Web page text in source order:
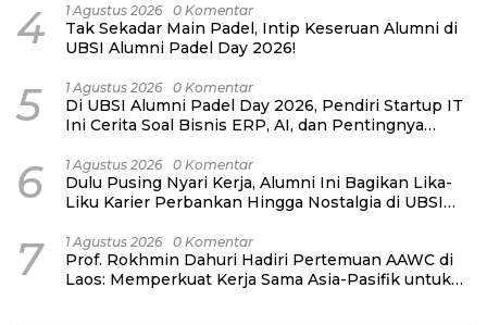
4 1 Agustus 2026 0 Komentar
Tak Sekadar Main Padel, Intip Keseruan Alumni di
UBSI Alumni Padel Day 2026!
5 1 Agustus 2026 0 Komentar
Di UBSI Alumni Padel Day 2026, Pendiri Startup IT
Ini Cerita Soal Bisnis ERP, AI, dan Pentingnya
6 1 Agustus 2026 0 Komentar
Dulu Pusing Nyari Kerja, Alumni Ini Bagikan Lika-
Liku Karier Perbankan Hingga Nostalgia di UBSI
7 1 Agustus 2026 0 Komentar
Prof. Rokhmin Dahuri Hadiri Pertemuan AAWC di
Laos: Memperkuat Kerja Sama Asia-Pasifik untuk